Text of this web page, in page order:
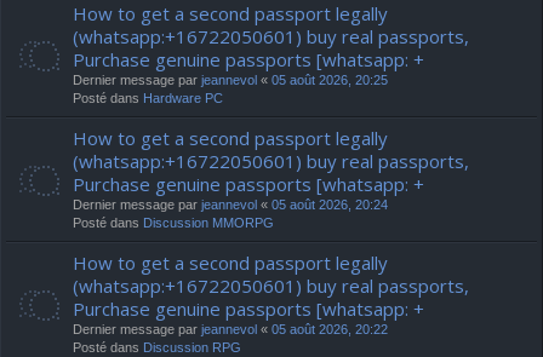
How to get a second passport legally
(whatsapp:+16722050601) buy real passports,
Purchase genuine passports [whatsapp: +
Dernier message par jeannevol « 05 août 2026, 20:25
Posté dans Hardware PC
How to get a second passport legally
(whatsapp:+16722050601) buy real passports,
Purchase genuine passports [whatsapp: +
Dernier message par jeannevol « 05 août 2026, 20:24
Posté dans Discussion MMORPG
How to get a second passport legally
(whatsapp:+16722050601) buy real passports,
Purchase genuine passports [whatsapp: +
Dernier message par jeannevol « 05 août 2026, 20:22
Posté dans Discussion RPG